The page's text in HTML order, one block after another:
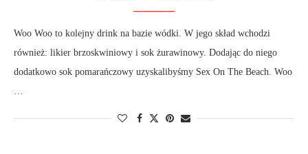
Woo Woo to kolejny drink na bazie wódki. W jego skład wchodzi
również: likier brzoskwiniowy i sok żurawinowy. Dodając do niego
dodatkowo sok pomarańczowy uzyskalibyśmy Sex On The Beach. Woo
…